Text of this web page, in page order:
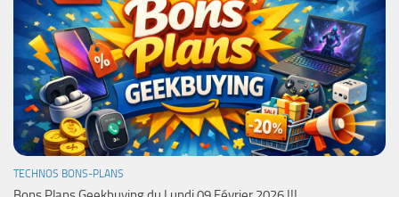
TECHNOS BONS-PLANS